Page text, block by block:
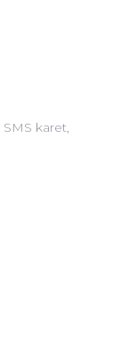
karet,